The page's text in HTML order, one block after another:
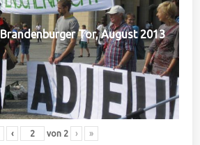
Tor, August 2013
‹ von 2 › »